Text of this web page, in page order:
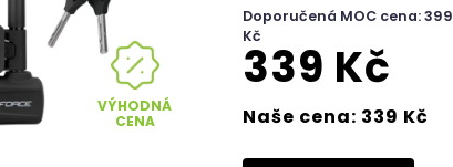
VÝHODNÁ
CENA
Doporučená MOC cena: 399
Kč
339 Kč
Naše cena: 339 Kč